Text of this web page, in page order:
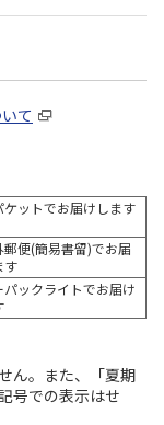
て
ケットでお届けします
郵便(簡易書留)でお届
す
パックライトでお届け
ん。また、「夏期
号での表示はせ